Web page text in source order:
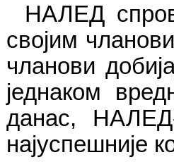
НАЛЕД
својим
чланови
једнаком
данас,
најуспешније